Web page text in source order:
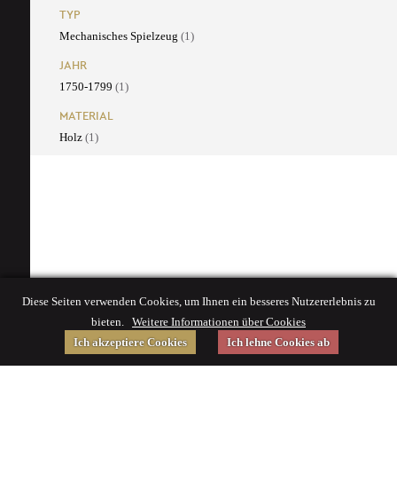
TYP
Mechanisches Spielzeug (1)
JAHR
1750-1799 (1)
MATERIAL
Holz (1)
Diese Seiten verwenden Cookies, um Ihnen ein besseres Nutzererlebnis zu
bieten. Weitere Informationen über Cookies
Ich akzeptiere Cookies
Ich lehne Cookies ab